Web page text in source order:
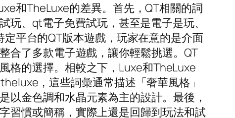
和TheLuxe的差異。首先，QT相關的詞
、qt電子免費試玩，甚至是電子是玩、
平台的QT版本遊戲，玩家在意的是介面
合了多款電子遊戲，讓你輕鬆挑選。QT
格的選擇。相較之下，Luxe和TheLuxe
，這些詞彙通常描述「奢華風格」
以金色調和水晶元素為主的設計。最後，
習慣或簡稱，實際上還是回歸到玩法和試